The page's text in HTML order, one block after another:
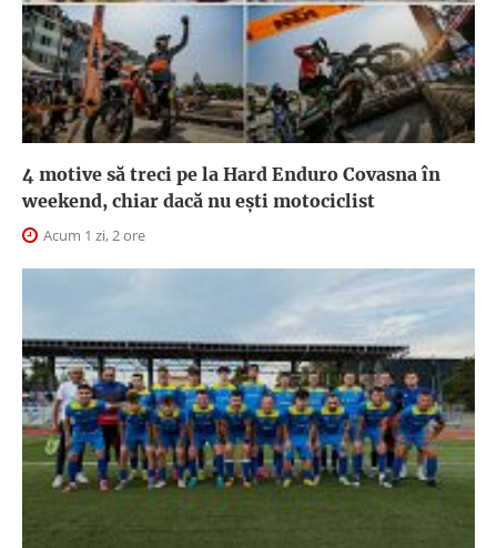
4 motive să treci pe la Hard Enduro Covasna în
weekend, chiar dacă nu ești motociclist
Acum 1 zi, 2 ore